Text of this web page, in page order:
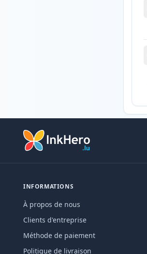
INFORMATIONS
À propos de nous
Clients d'entreprise
Méthode de paiement
Politique de livraison